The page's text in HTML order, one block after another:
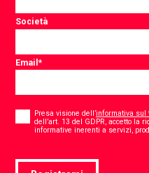
Società
Email*
Presa visione dell’informativa sul
dell’art. 13 del GDPR, accetto la
informative inerenti a servizi,